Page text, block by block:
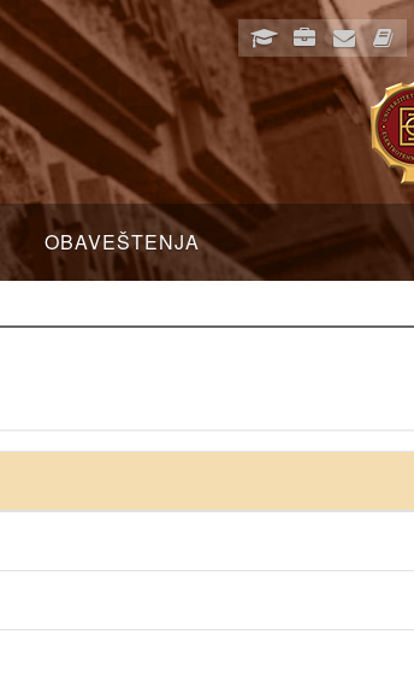
OBAVEŠTENJA